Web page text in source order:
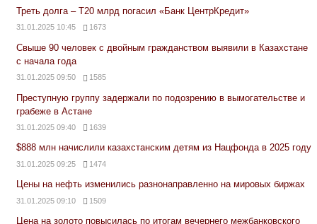
Треть долга – Т20 млрд погасил «Банк ЦентрКредит»
31.01.2025 10:45 1673
Свыше 90 человек с двойным гражданством выявили в Казахстане
с начала года
31.01.2025 09:50 1585
Преступную группу задержали по подозрению в вымогательстве и
грабеже в Астане
31.01.2025 09:40 1639
$888 млн начислили казахстанским детям из Нацфонда в 2025 году
31.01.2025 09:25 1474
Цены на нефть изменились разнонаправленно на мировых биржах
31.01.2025 09:10 1509
Цена на золото повысилась по итогам вечернего межбанковского